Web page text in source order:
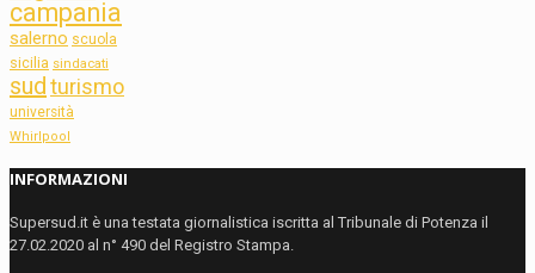
campania
salerno scuola
sicilia sindacati
sudturismo
università
Whirlpool
INFORMAZIONI
Supersud.it è una testata giornalistica iscritta al Tribunale di Potenza il
27.02.2020 al n° 490 del Registro Stampa.